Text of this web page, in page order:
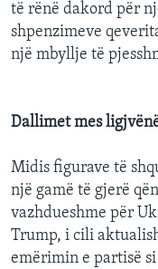
të rënë dakord për
shpenzimeve
një mbyllje të
Dallimet mes
Midis figurave të
një gamë të gjerë
vazhdueshme për
Trump, i cili
emërimin e partisë